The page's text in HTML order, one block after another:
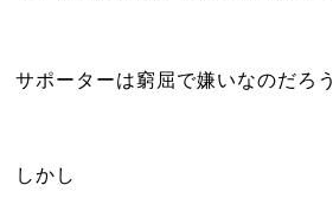
サポーターは窮屈で嫌いなのだろう
しかし